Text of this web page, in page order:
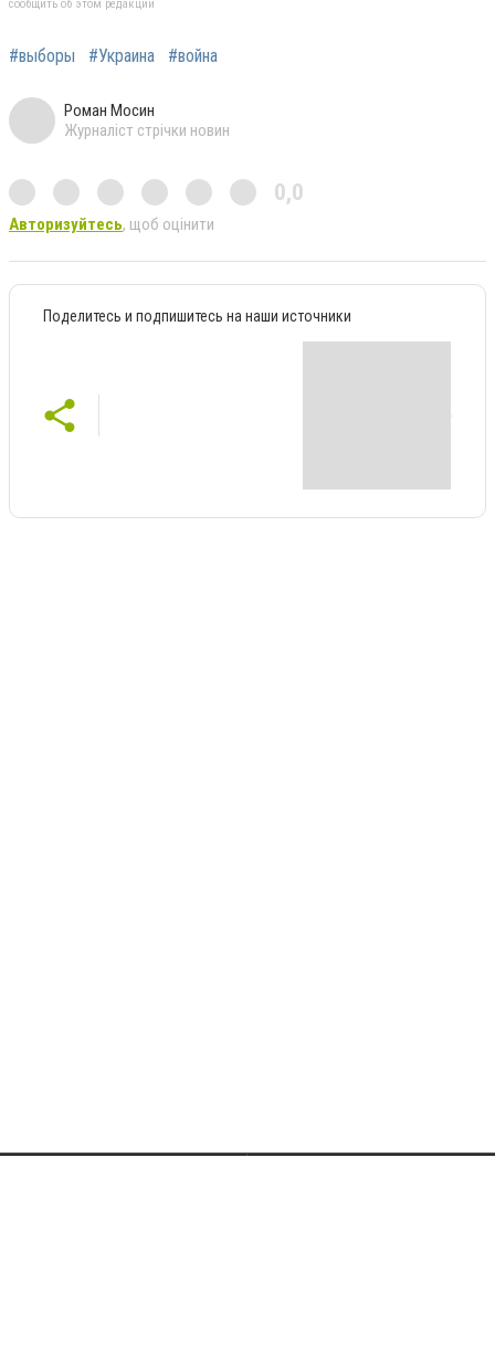
сообщить об этом редакции
#выборы #Украина #война
Роман Мосин
Журналіст стрічки новин
0,0
Авторизуйтесь, щоб оцінити
Поделитесь и подпишитесь на наши источники